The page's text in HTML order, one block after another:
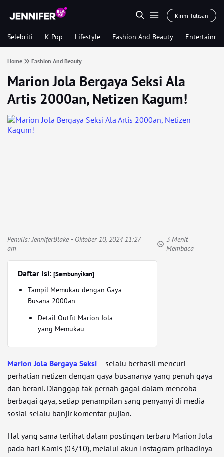
Kirim Tulisan
Selebriti K-Pop Lifestyle Fashion And Beauty
Home Fashion And Beauty
Marion Jola Bergaya Seksi Ala
Artis 2000an, Netizen Kagum!
Penulis:JenniferBlake- Oktober 10, 2024 11:27
am
3 Menit
Membaca
Daftar Isi: [Sembunyikan]
Tampil Memukau dengan Gaya
Busana 2000an
Detail Outfit Marion Jola
yang Memukau
Marion Jola Bergaya Seksi – selalu berhasil mencuri
perhatian netizen dengan gaya busananya yang penuh gaya
dan berani. Dianggap tak pernah gagal dalam mencoba
berbagai gaya, setiap penampilan sang penyanyi di media
sosial selalu banjir komentar pujian.
Hal yang sama terlihat dalam postingan terbaru Marion Jola
pada hari Kamis (03/10), melalui akun Instagram pribadinya